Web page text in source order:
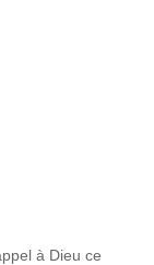
à Dieu ce